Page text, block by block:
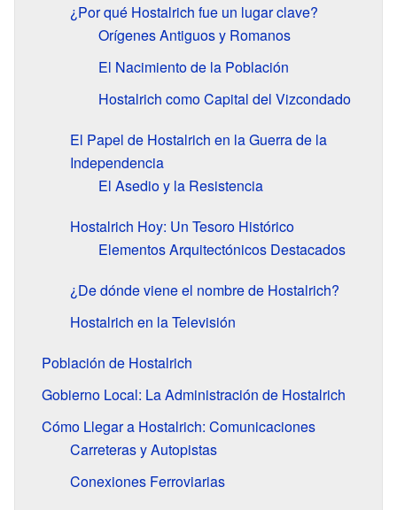
¿Por qué Hostalrich fue un lugar clave?
Orígenes Antiguos y Romanos
El Nacimiento de la Población
Hostalrich como Capital del Vizcondado
El Papel de Hostalrich en la Guerra de la
Independencia
El Asedio y la Resistencia
Hostalrich Hoy: Un Tesoro Histórico
Elementos Arquitectónicos Destacados
¿De dónde viene el nombre de Hostalrich?
Hostalrich en la Televisión
Población de Hostalrich
Gobierno Local: La Administración de Hostalrich
Cómo Llegar a Hostalrich: Comunicaciones
Carreteras y Autopistas
Conexiones Ferroviarias